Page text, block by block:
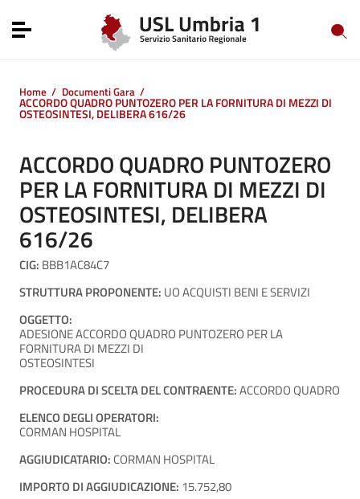
Vai al menu di navigazione
Toggle navigation
Home / Documenti Gara /
ACCORDO QUADRO PUNTOZERO PER LA FORNITURA DI MEZZI DI
OSTEOSINTESI, DELIBERA 616/26
ACCORDO QUADRO PUNTOZERO
PER LA FORNITURA DI MEZZI DI
OSTEOSINTESI, DELIBERA
616/26
CIG: BBB1AC84C7
STRUTTURA PROPONENTE: UO ACQUISTI BENI E SERVIZI
OGGETTO:
ADESIONE ACCORDO QUADRO PUNTOZERO PER LA
FORNITURA DI MEZZI DI
OSTEOSINTESI
PROCEDURA DI SCELTA DEL CONTRAENTE:ACCORDO QUADRO
ELENCO DEGLI OPERATORI:
CORMAN HOSPITAL
AGGIUDICATARIO: CORMAN HOSPITAL
IMPORTO DI AGGIUDICAZIONE: 15.752,80